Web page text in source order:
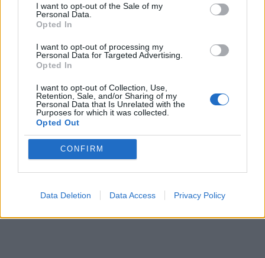
I want to opt-out of the Sale of my
Personal Data.
Opted In
I want to opt-out of processing my
Personal Data for Targeted Advertising.
Opted In
I want to opt-out of Collection, Use,
Retention, Sale, and/or Sharing of my
Personal Data that Is Unrelated with the
Purposes for which it was collected.
Opted Out
CONFIRM
Data Deletion Data Access Privacy Policy
nepriklausomos Lietuvos
premjerė Prunskienė
Nidos dailininkų koloniją
Lietuva
Žiniasklaida: „Norfos“
savininkas Dundulis
duoda 99,9 proc., kad
rinkimuose
Vaiko teisių apsaugos
specialistams vėl
nepavyko susitikti su